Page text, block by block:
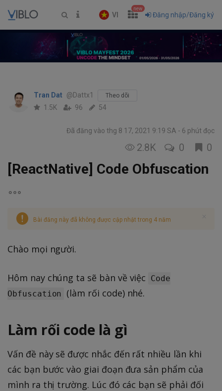
VI
new
Đăng nhập/Đăng ký
Tran Dat @Dattx1 Theo dõi
1.5K 96 54
Đã đăng vào thg 8 17, 2021 9:19 SA 6 phút đọc
2.8K 0 0
[ReactNative] Code Obfuscation
Bài đăng này đã không được cập nhật trong 4 năm
Chào mọi người.
Hôm nay chúng ta sẽ bàn về việc
Code
Obfuscation
(làm rối code) nhé.
Làm rối code là gì
Vấn đề này sẽ được nhắc đến rất nhiều lần khi
các bạn bước vào giai đoạn đưa sản phẩm của
mình ra thị trường. Lúc đó các bạn sẽ phải đối